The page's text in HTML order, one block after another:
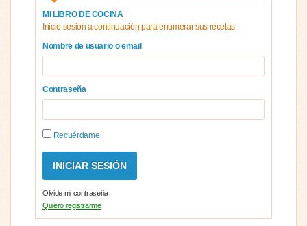
MI LIBRO DE COCINA
Inicie sesión a continuación para enumerar sus recetas
Nombre de usuario o email
Contraseña
Recuérdame
Olvide mi contraseña
Quiero registrarme